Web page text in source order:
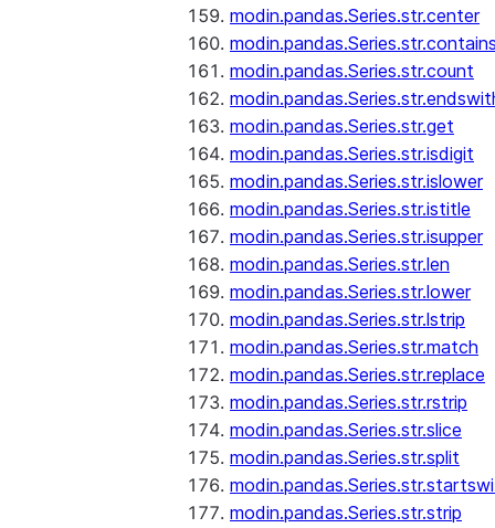
modin.pandas.Series.str.center
modin.pandas.Series.str.count
modin.pandas.Series.str.get
modin.pandas.Series.str.isdigit
modin.pandas.Series.str.islower
modin.pandas.Series.str.istitle
modin.pandas.Series.str.isupper
modin.pandas.Series.str.len
modin.pandas.Series.str.lower
modin.pandas.Series.str.lstrip
modin.pandas.Series.str.match
modin.pandas.Series.str.replace
modin.pandas.Series.str.rstrip
modin.pandas.Series.str.slice
modin.pandas.Series.str.split
modin.pandas.Series.str.strip